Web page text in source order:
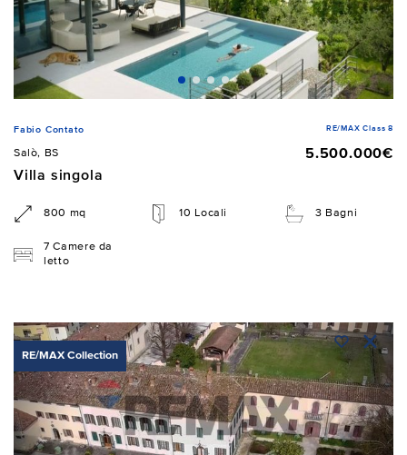
Fabio Contato RE/MAX Class 8
Salò, BS
5.500.000€
Villa singola
800 mq 10 Locali 3 Bagni
7 Camere da
letto
RE/MAX Collection